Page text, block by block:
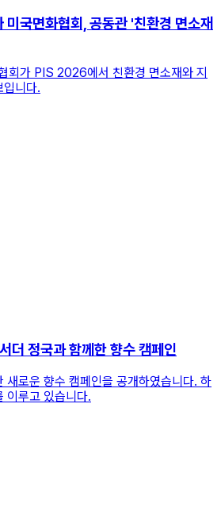
국면화협회, 공동관 '친환경 면소재
회가 PIS 2026에서 친환경 면소재와 지
입니다.
더 정국과 함께한 향수 캠페인
새로운 향수 캠페인을 공개하였습니다. 하
이루고 있습니다.